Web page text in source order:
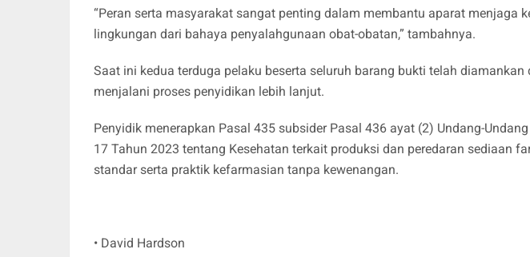
“Peran serta masyarakat sangat penting dalam membantu aparat menjaga
lingkungan dari bahaya penyalahgunaan obat-obatan,” tambahnya.
Saat ini kedua terduga pelaku beserta seluruh barang bukti telah diamankan
menjalani proses penyidikan lebih lanjut.
Penyidik menerapkan Pasal 435 subsider Pasal 436 ayat (2) Undang-
17 Tahun 2023 tentang Kesehatan terkait produksi dan peredaran sediaan
standar serta praktik kefarmasian tanpa kewenangan.
• David Hardson